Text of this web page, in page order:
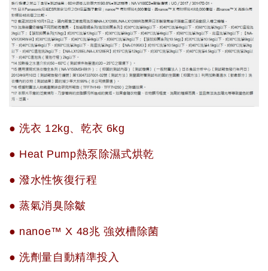
● 洗衣 12kg、乾衣 6kg
● Heat Pump熱泵除濕式烘乾
● 潑水性恢復行程
● 蒸氣消臭除皺
● nanoe™ X 48兆 強效槽除菌
● 洗劑量自動精準投入